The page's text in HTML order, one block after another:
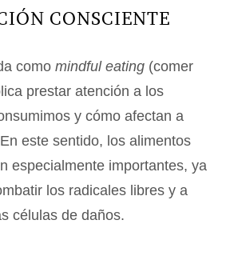
CONSCIENTE
como mindful eating (comer
prestar atención a los
y cómo afectan a
este sentido, los alimentos
especialmente importantes, ya
los radicales libres y a
células de daños.